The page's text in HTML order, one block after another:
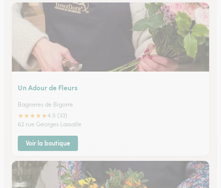
Un Adour de Fleurs
Bagneres de Bigorre
★★★★★4.5 (33)
62 rue Georges Lassalle
Voir la boutique